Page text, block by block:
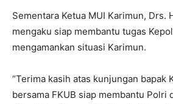
Sementara Ketua MUI Karimun, Drs.
mengaku siap membantu tugas
mengamankan situasi Karimun.
“Terima kasih atas kunjungan bapak
bersama FKUB siap membantu Polri